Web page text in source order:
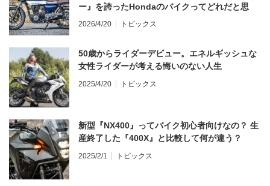
ー』を誇ったHondaのバイクってどれだと思
う？
2026/4/20 トピックス
50歳からライダーデビュー。エネルギッシュな
女性ライダーが考える悔いのない人生
2025/4/20 トピックス
新型『NX400』ってバイク初心者向けなの？ 生
産終了した『400X』と比較して何が違う？
2025/2/1 トピックス